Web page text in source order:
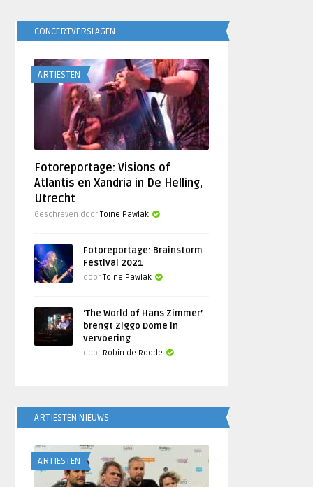
CONCERTVERSLAGEN
ARTIESTEN
Fotoreportage: Visions of
Atlantis en Xandria in De Helling,
Utrecht
Geschreven doorToine Pawlak
Fotoreportage: Brainstorm
Festival 2021
doorToine Pawlak
‘The World of Hans Zimmer’
brengt Ziggo Dome in
vervoering
door Robin de Roode
ARTIESTEN NIEUWS
ARTIESTEN